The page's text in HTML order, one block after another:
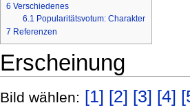
6 Verschiedenes
6.1 Popularitätsvotum: Charakter
7 Referenzen
Erscheinung
Bild wählen: [1] [2] [3] [4]